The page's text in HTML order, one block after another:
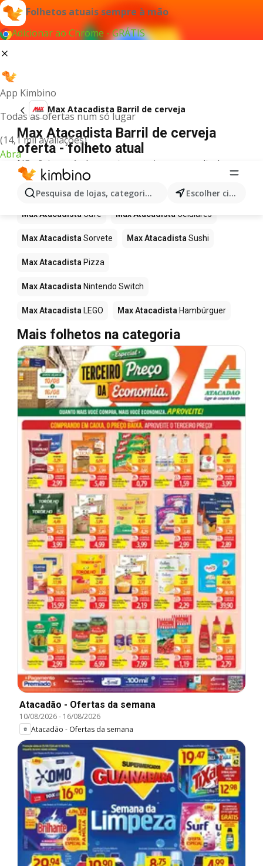
Folhetos atuais sempre à mão
Adicionar ao Chrome - GRÁTIS
App Kimbino
Todas as ofertas num só lugar
(14,1 mil avaliações)
Abra
Pesquisa de lojas, categorias,produtos... Escolher cidade
Max Atacadista Barril de cerveja
Max Atacadista Barril de cerveja
oferta - folheto atual
Não foi possível encontrar quaisquer resultados
para este termo.
Mais produtos em Max Atacadista
Max Atacadista Café Max Atacadista Celulares
Max Atacadista Sorvete Max Atacadista Sushi
Max Atacadista Pizza
Max Atacadista Nintendo Switch
Max Atacadista LEGO Max Atacadista Hambúrguer
Mais folhetos na categoria
Atacadão - Ofertas da semana
10/08/2026- 16/08/2026
Atacadão - Ofertas da semana